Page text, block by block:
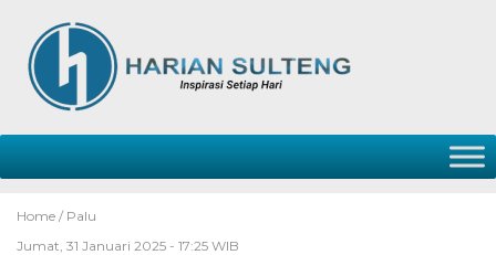
Home / Palu
Jumat, 31 Januari 2025 - 17:25 WIB